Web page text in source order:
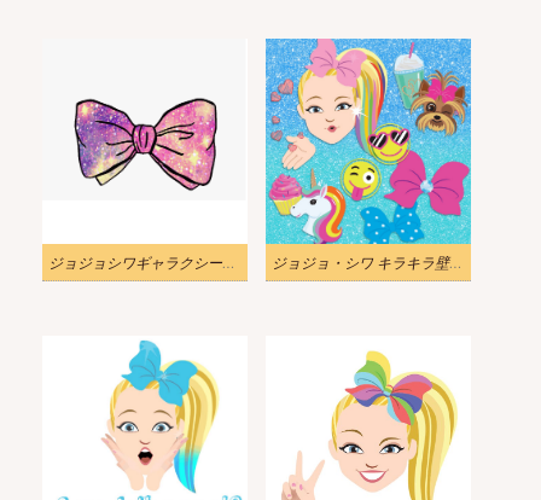
ジョジョシワギャラクシーボウpngイラスト ジョジョ・シワ キラキラ壁紙 PNG イラスト